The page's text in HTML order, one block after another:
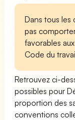
Dans tous les
pas
favorables
Code du
Retrouvez ci-
possibles pour
proportion des
conventions